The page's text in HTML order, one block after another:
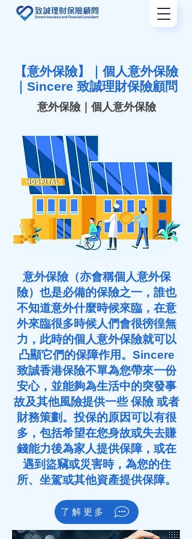
【意外保險】｜個人意外保險
｜Sincere 致誠理財保險顧問
意外保險｜個人意外保險
意外保險（亦會稱個人意外保
險）也是必備的保險之一，誰也
不知道意外什麼時候來臨，在意
外來臨很多時候人們會很徬徨無
力，此時的個人意外保險就可以
凸顯它們的保障作用。Sincere
致誠香港保險不單為您帶來一份
安心，並能夠為生活中的突發事
故及其他風險提供一些保險或者
財務策劃 。投保的原因可以有很
多，包括希望在您身故或失去賺
錢能力後為家人提供保障，或在
遇到盜竊或災害時，為您的住
所、坐駕或其他資產提供保障。
了解更多